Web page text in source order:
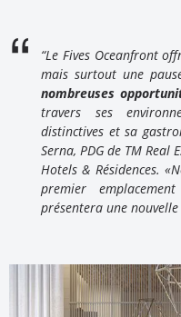
“Le Fives Oceanfront
mais surtout une
nombreuses
travers ses
distinctives et sa
Serna, PDG de TM Real
Hotels & Résidences.
premier
présentera une